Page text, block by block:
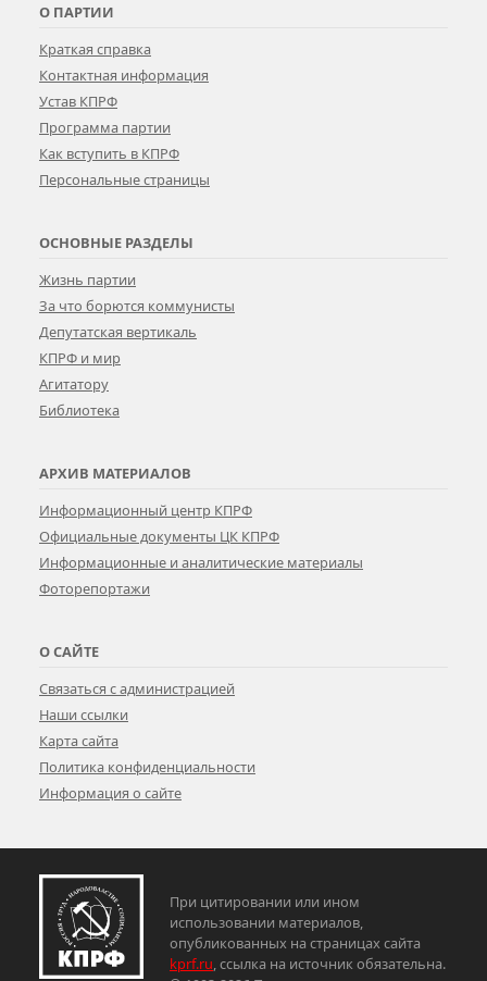
О ПАРТИИ
Краткая справка
Контактная информация
Устав КПРФ
Программа партии
Как вступить в КПРФ
Персональные страницы
ОСНОВНЫЕ РАЗДЕЛЫ
Жизнь партии
За что борются коммунисты
Депутатская вертикаль
КПРФ и мир
Агитатору
Библиотека
АРХИВ МАТЕРИАЛОВ
Информационный центр КПРФ
Официальные документы ЦК КПРФ
Информационные и аналитические материалы
Фоторепортажи
О САЙТЕ
Связаться с администрацией
Наши ссылки
Карта сайта
Политика конфиденциальности
Информация о сайте
При цитировании или ином
использовании материалов,
опубликованных на страницах сайта
kprf.ru, ссылка на источник обязательна.